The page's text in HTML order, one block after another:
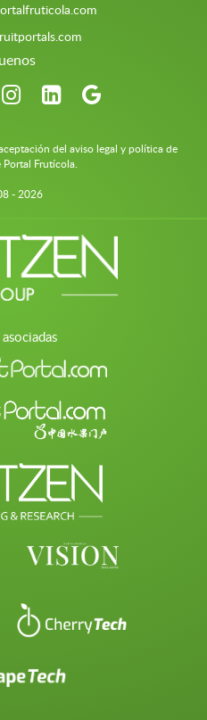
del aviso legal y política de
Frutícola.
- 2026